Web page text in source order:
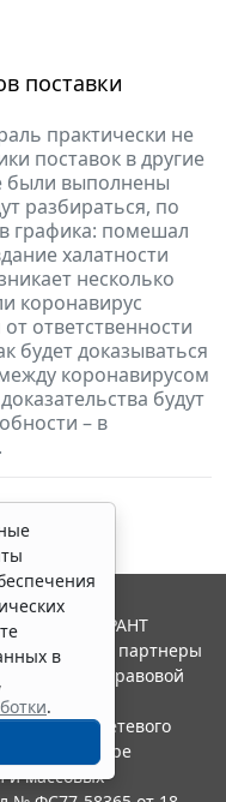
поставки
практически не
поставок в другие
были выполнены
разбираться, по
графика: помешал
халатности
несколько
коронавирус
ответственности
будет доказываться
коронавирусом
будут
– в
в
.
Система ГАРАНТ
"Гарант" и ее партнеры
правовой
качестве сетевого
в сфере
и массовых